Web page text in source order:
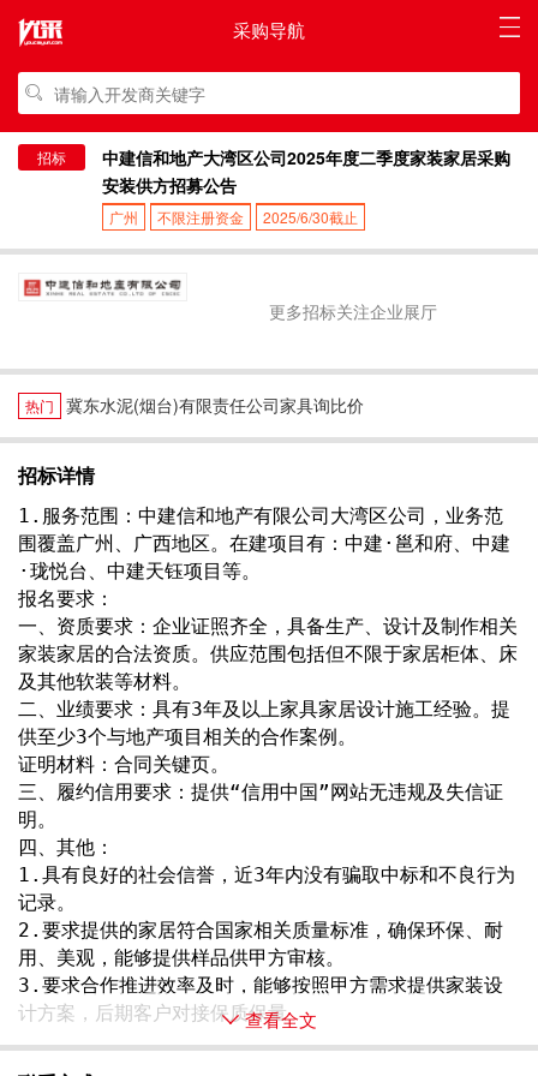
采购导航
招标
中建信和地产大湾区公司2025年度二季度家装家居采购
安装供方招募公告
广州 不限注册资金 2025/6/30截止
更多招标关注企业展厅
热门 冀东水泥(烟台)有限责任公司家具询比价
招标详情
1.服务范围：中建信和地产有限公司大湾区公司，业务范
围覆盖广州、广西地区。在建项目有：中建·邕和府、中建
·珑悦台、中建天钰项目等。
报名要求：
一、资质要求：企业证照齐全，具备生产、设计及制作相关
家装家居的合法资质。供应范围包括但不限于家居柜体、床
及其他软装等材料。
二、业绩要求：具有3年及以上家具家居设计施工经验。提
供至少3个与地产项目相关的合作案例。
证明材料：合同关键页。
三、履约信用要求：提供“信用中国”网站无违规及失信证
明。
四、其他：
1.具有良好的社会信誉，近3年内没有骗取中标和不良行为
记录。
2.要求提供的家居符合国家相关质量标准，确保环保、耐
用、美观，能够提供样品供甲方审核。
3.要求合作推进效率及时，能够按照甲方需求提供家装设
计方案，后期客户对接保质保量
查看全文